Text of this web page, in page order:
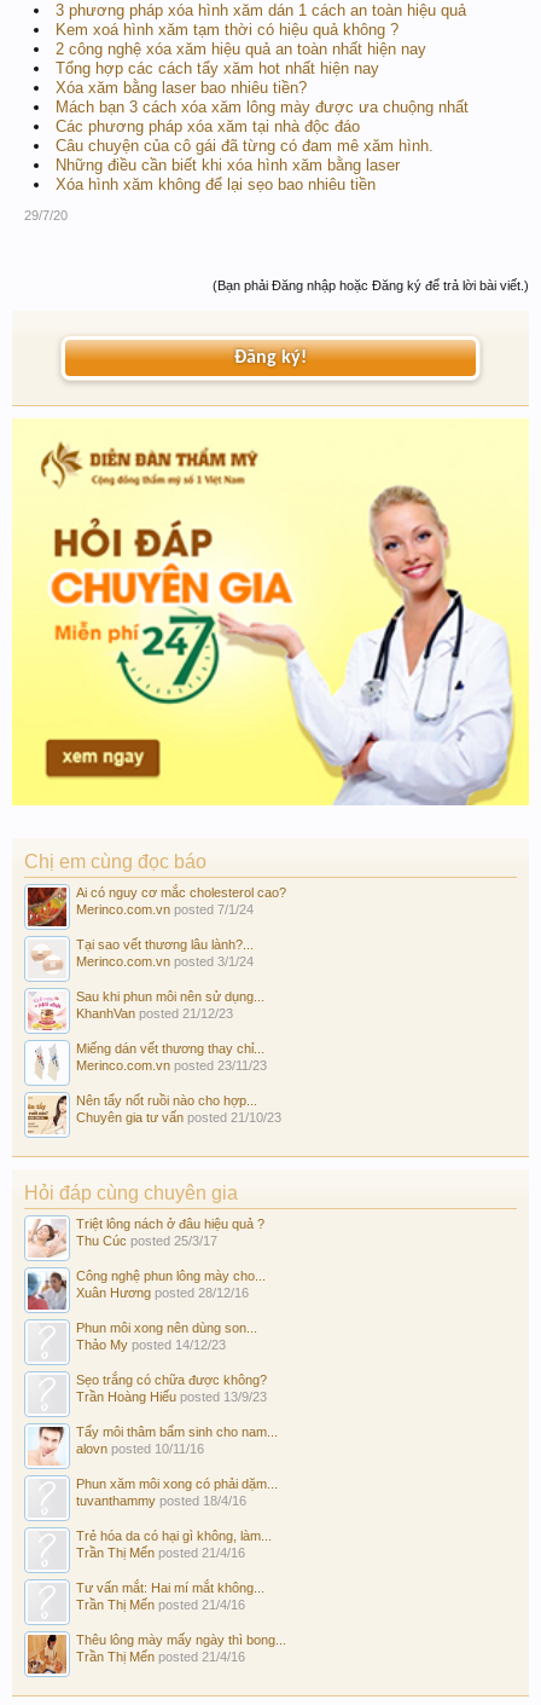
3 phương pháp xóa hình xăm dán 1 cách an toàn hiệu quả
Kem xoá hình xăm tạm thời có hiệu quả không ?
2 công nghệ xóa xăm hiệu quả an toàn nhất hiện nay
Tổng hợp các cách tẩy xăm hot nhất hiện nay
Xóa xăm bằng laser bao nhiêu tiền?
Mách bạn 3 cách xóa xăm lông mày được ưa chuộng nhất
Các phương pháp xóa xăm tại nhà độc đáo
Câu chuyện của cô gái đã từng có đam mê xăm hình.
Những điều cần biết khi xóa hình xăm bằng laser
Xóa hình xăm không để lại sẹo bao nhiêu tiền
29/7/20
(Bạn phải Đăng nhập hoặc Đăng ký để trả lời bài viết.)
Đăng ký!
Chị em cùng đọc báo
Ai có nguy cơ mắc cholesterol cao?
Merinco.com.vn posted 7/1/24
Tại sao vết thương lâu lành?...
Merinco.com.vn posted 3/1/24
Sau khi phun môi nên sử dụng...
KhanhVan posted 21/12/23
Miếng dán vết thương thay chỉ...
Merinco.com.vn posted 23/11/23
Nên tẩy nốt ruồi nào cho hợp...
Chuyên gia tư vấn posted 21/10/23
Hỏi đáp cùng chuyên gia
Triệt lông nách ở đâu hiệu quả ?
Thu Cúc posted 25/3/17
Công nghệ phun lông mày cho...
Xuân Hương posted 28/12/16
Phun môi xong nên dùng son...
Thảo My posted 14/12/23
Sẹo trắng có chữa được không?
Trần Hoàng Hiếu posted 13/9/23
Tẩy môi thâm bẩm sinh cho nam...
alovn posted 10/11/16
Phun xăm môi xong có phải dặm...
tuvanthammy posted 18/4/16
Trẻ hóa da có hại gì không, làm...
Trần Thị Mến posted 21/4/16
Tư vấn mắt: Hai mí mắt không...
Trần Thị Mến posted 21/4/16
Thêu lông mày mấy ngày thì bong...
Trần Thị Mến posted 21/4/16